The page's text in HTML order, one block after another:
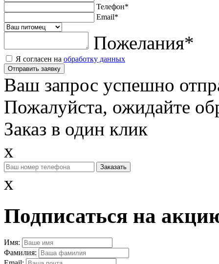
Телефон*
Email*
Пожелания*
Я согласен на обработку данных
Отправить заявку
Ваш запрос успешно
Пожалуйста, ожидайте
Заказ в один клик
x
x
Подписаться на
Имя:
Фамилия: